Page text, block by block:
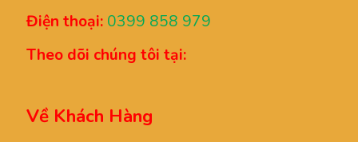
Điện thoại: 0399 858 979
Theo dõi chúng tôi tại:
Về Khách Hàng